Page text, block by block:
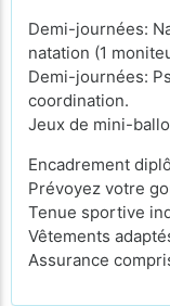
Demi-journées:
natation (1
Demi-journées:
coordination.
Jeux de mini-
Encadrement
Prévoyez votre
Tenue sportive
Vêtements
Assurance